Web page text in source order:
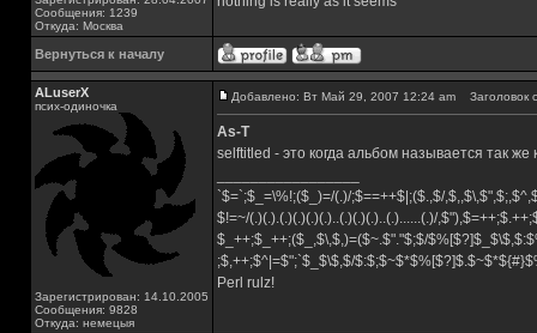
Сообщения: 1239
Откуда: Москва
Вернуться к началу
ALuserX
псих-одиночка
Зарегистрирован: 14.10.2005
Сообщения: 9828
Откуда: немецыя
Добавлено: Вт Май 29, 2007 12:24 am Заголовок
As-T
selftitled - это когда альбом называется так
`$=`;$_=\%!;($_)=/(.)/;$==++$|;($.,$/
$!=~/(.)(.).(.)(.)(.)(.)..(.)(.)(.)..(.)......(.)/
$_++;$_++;($_,$\,$,)=($~.$"."$;$/
;$,++;$^|=$";`$_$\$,$/
Perl rulz!